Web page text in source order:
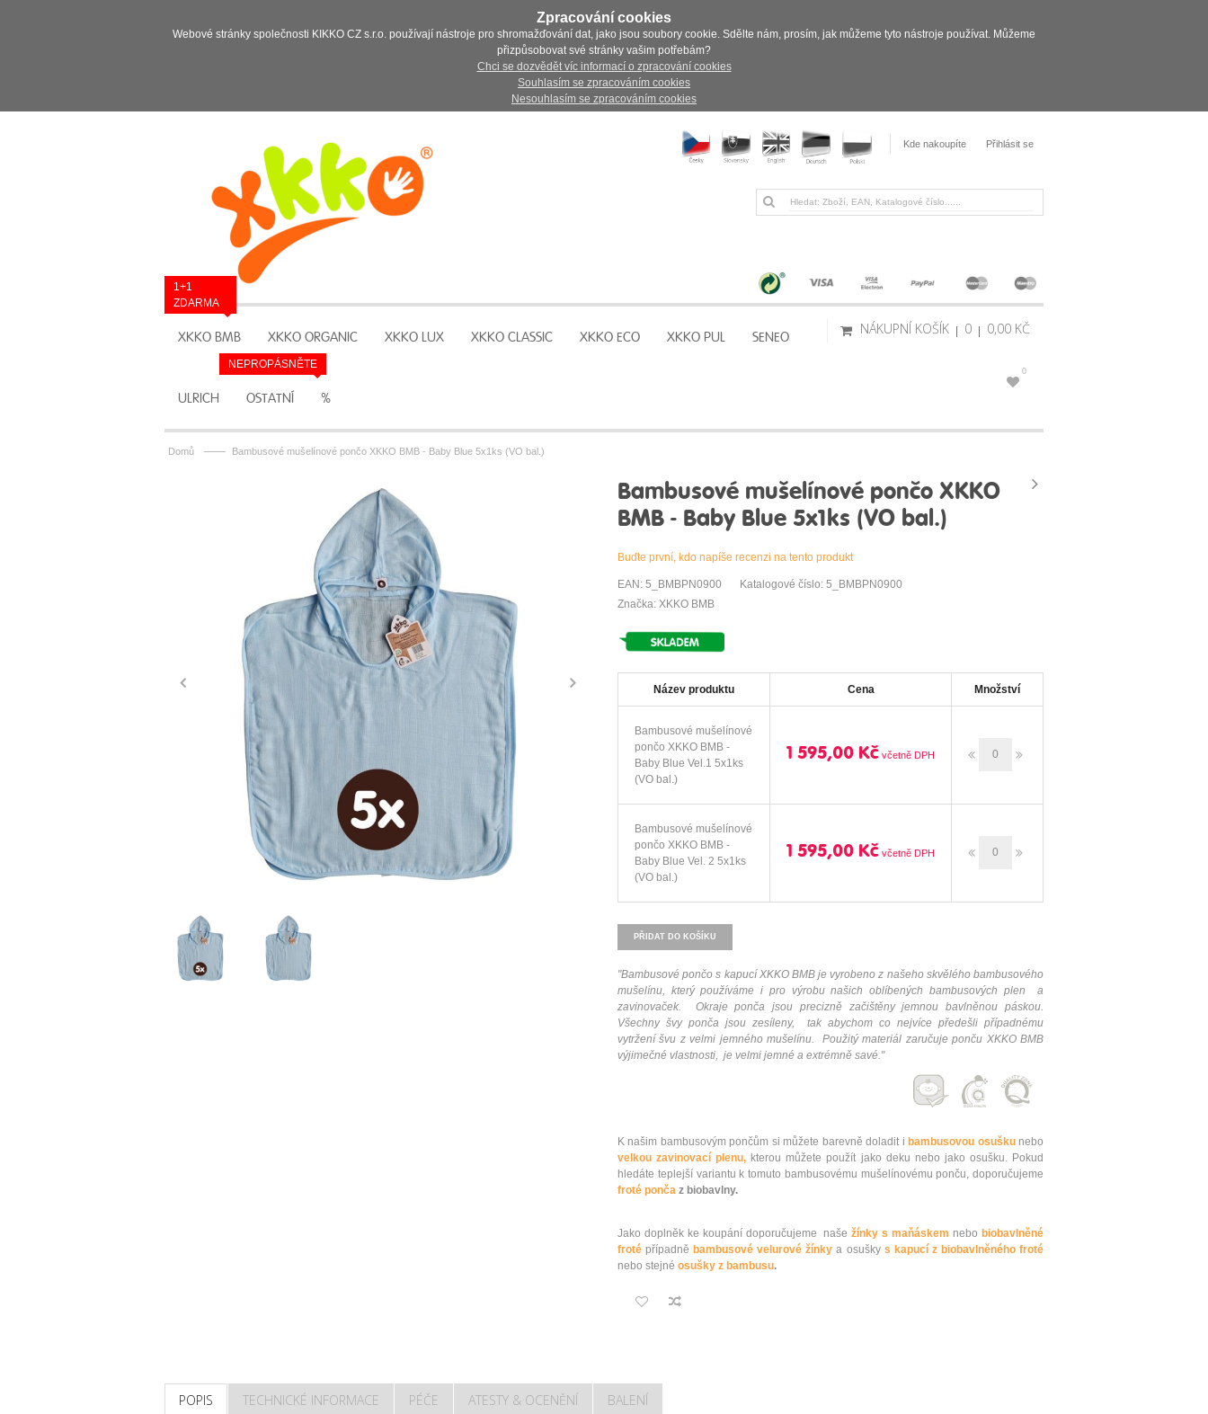
Zpracování cookies
Webové stránky společnosti KIKKO CZ s.r.o. používají nástroje pro shromažďování dat, jako jsou soubory cookie. Sdělte nám, prosím, jak můžeme tyto nástroje používat. Můžeme
přizpůsobovat své stránky vašim potřebám?
Chci se dozvědět víc informací o zpracování cookies
Souhlasím se zpracováním cookies
Nesouhlasím se zpracováním cookies
Kde nakoupíte Přihlásit se
XKKO BMB
1+1
ZDARMA
XKKO ORGANIC XKKO LUX XKKO CLASSIC XKKO ECO XKKO PUL SENEO
ULRICH OSTATNÍ %
NEPROPÁSNĚTE
NÁKUPNÍ KOŠÍK 0 0,00 KČ
0
Domů —— Bambusové mušelínové pončo XKKO BMB - Baby Blue 5x1ks (VO bal.)
Bambusové mušelínové pončo XKKO
BMB - Baby Blue 5x1ks (VO bal.)
Buďte první, kdo napíše recenzi na tento produkt
EAN: 5_BMBPN0900
Katalogové číslo: 5_BMBPN0900
Značka: XKKO BMB
Název produktu Cena Množství
Bambusové mušelínové
pončo XKKO BMB -
Baby Blue Vel.1 5x1ks
(VO bal.)
1 595,00 Kč
Bambusové mušelínové
pončo XKKO BMB -
Baby Blue Vel. 2 5x1ks
(VO bal.)
1 595,00 Kč
PŘIDAT DO KOŠÍKU
"Bambusové pončo s kapucí XKKO BMB je vyrobeno z našeho skvělého bambusového
mušelínu, který používáme i pro výrobu našich oblíbených bambusových plen a
zavinovaček.
Okraje ponča jsou precizně začištěny jemnou bavlněnou páskou.
Všechny švy ponča jsou zesíleny, tak abychom co nejvíce předešli případnému
vytržení švu z velmi jemného mušelínu. Použitý materiál zaručuje ponču XKKO BMB
výjimečné vlastnosti, je velmi jemné a extrémně savé."
K našim bambusovým pončům si můžete barevně doladit i bambusovou osuškunebo
velkou zavinovací plenu, kterou můžete použít jako deku nebo jako osušku. Pokud
hledáte teplejší variantu k tomuto bambusovému mušelínovému ponču, doporučujeme
froté ponča z biobavlny.
Jako doplněk ke koupání doporučujeme našežínky s maňáskem nebo biobavlněné
froté případně bambusové velurové žínky a osušky s kapucí z biobavlněného froté
nebo stejné osušky z bambusu.
POPIS TECHNICKÉ INFORMACE PÉČE ATESTY & OCENĚNÍ BALENÍ